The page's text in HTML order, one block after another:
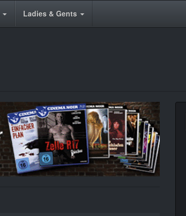
Ladies & Gents